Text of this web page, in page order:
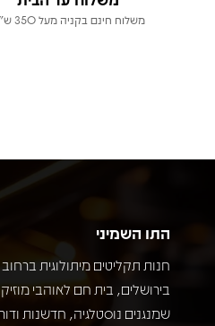
משלוח חינם בקניה מעל 350 ש"ח
התו השמיני
בירושלים, בית חם לאוהבי
שמנגנים נוסטלגיה, חדשנות